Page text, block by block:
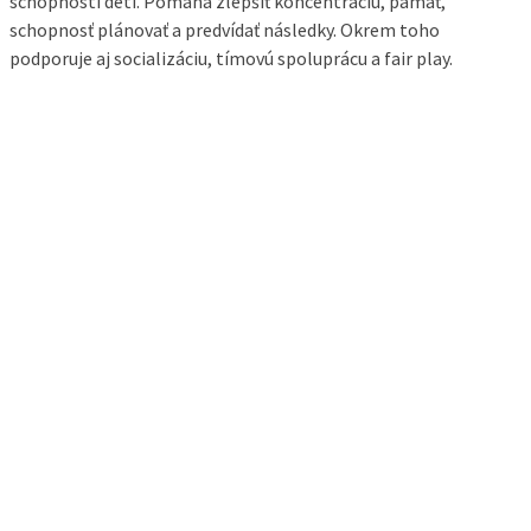
schopnosť plánovať a predvídať následky. Okrem toho
podporuje aj socializáciu, tímovú spoluprácu a fair play.